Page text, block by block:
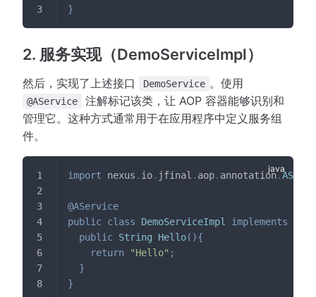
}
2. 服务实现（DemoServiceImpl）
然后，实现了上述接口 DemoService 。使用
@AService
注解标记该类，让 AOP 容器能够识别和
管理它。这种方式通常用于在应用程序中定义服务组
件。
import nexus . io. jfinal . aop. annotation.
@AService
public class DemoServiceImpl implements
public String Hello( ){
return
"Hello" ;
}
}